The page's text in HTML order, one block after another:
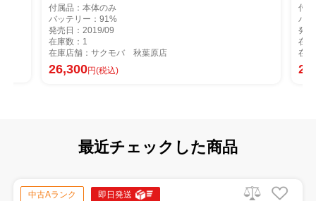
付属品：本体のみ
バッテリー：91%
発売日：2019/09
在庫数：1
在庫店舗：サクモバ 秋葉原店
26,300円(税込)
付
バ
発
在
在
最近チェックした商品
中古Aランク 即日発送